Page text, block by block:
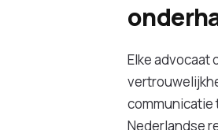
Elke advocaat
communicatie
Nederlandse